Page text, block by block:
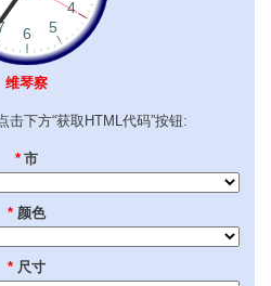
维琴察
下方“获取HTML代码”按钮:
* 市
* 颜色
* 尺寸